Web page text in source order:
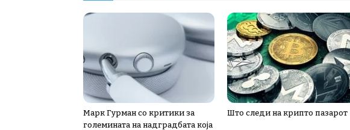
Марк Гурман со критики за
големината на надградбата која
Што следи на крипто пазарот